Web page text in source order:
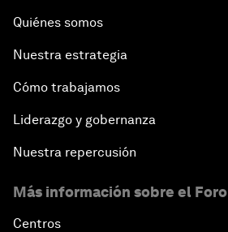
Quiénes somos
Nuestra estrategia
Cómo trabajamos
Liderazgo y gobernanza
Nuestra repercusión
Más información sobre el Foro
Centros